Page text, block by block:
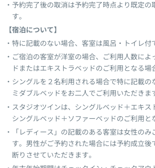
予約完了後の取消は予約完了時点より既定の
す。
【宿泊について】
特に記載のない場合、客室は風呂・トイレ付
ご宿泊の客室が洋室の場合、ご利用人数によ
ドまたはエキストラベッドのご利用となる場
シングルを２名利用される場合で特に記載の
ミダブルベッドをお二人でご利用いただきま
スタジオツインは、シングルベッド＋エキス
シングルベッド＋ソファーベッドのご利用と
「レディース」の記載のある客室は女性のみ
す。男性がご予約された場合には予約成立後
断りさせていただきます。